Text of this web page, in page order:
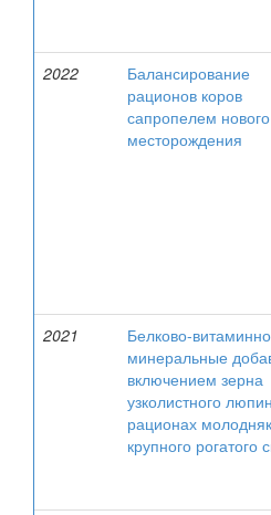
2022
Балансирование
рационов коров
сапропелем нового
месторождения
2021
Белково-
минеральные
включением зерна
узколистного
рационах
крупного рогатого